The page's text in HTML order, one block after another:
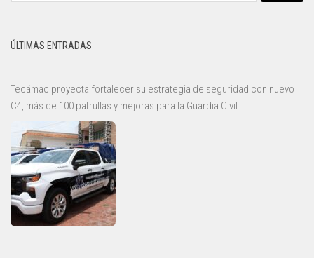
ÚLTIMAS ENTRADAS
Tecámac proyecta fortalecer su estrategia de seguridad con nuevo
C4, más de 100 patrullas y mejoras para la Guardia Civil